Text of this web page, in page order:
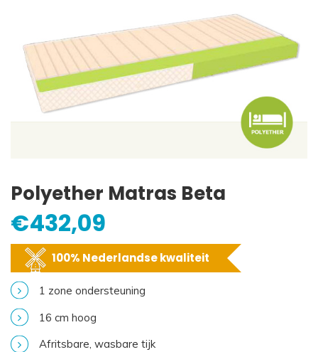
Polyether Matras Beta
€432,09
100% Nederlandse kwaliteit
1 zone ondersteuning
16 cm hoog
Afritsbare, wasbare tijk